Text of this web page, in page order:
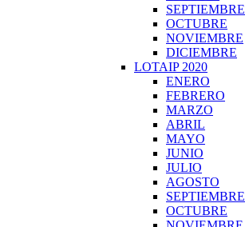
SEPTIEMBRE
OCTUBRE
NOVIEMBRE
DICIEMBRE
LOTAIP 2020
ENERO
FEBRERO
MARZO
ABRIL
MAYO
JUNIO
JULIO
AGOSTO
SEPTIEMBRE
OCTUBRE